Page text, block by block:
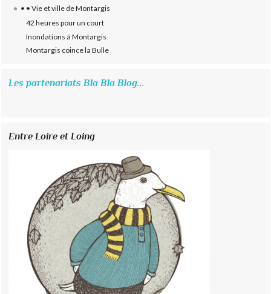
• • Vie et ville de Montargis
42 heures pour un court
Inondations à Montargis
Montargis coince la Bulle
Les partenariats Bla Bla Blog...
Entre Loire et Loing